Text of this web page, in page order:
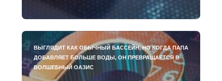
ВЫГЛЯДИТ КАК ОБЫЧНЫЙ БАССЕЙН, НО КОГДА ПАПА
ДОБАВЛЯЕТ БОЛЬШЕ ВОДЫ, ОН ПРЕВРАЩАЕТСЯ В
ВОЛШЕБНЫЙ ОАЗИС